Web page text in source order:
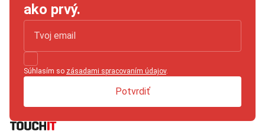
ako prvý.
Súhlasím so zásadami spracovaním údajov.
Potvrdiť